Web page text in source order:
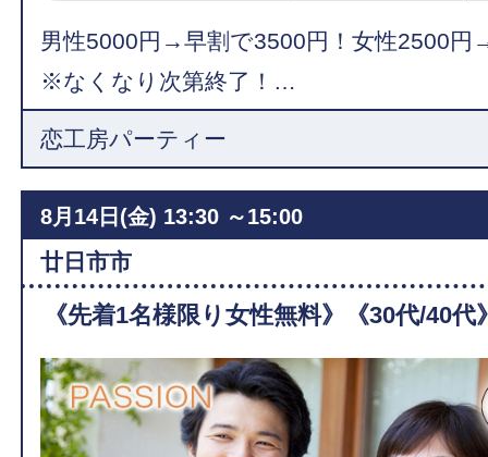
男性5000円→早割で3500円！女性2500円
※なくなり次第終了！…
恋工房パーティー
8月14日(金) 13:30 ～15:00
廿日市市
《先着1名様限り女性無料》《30代/40